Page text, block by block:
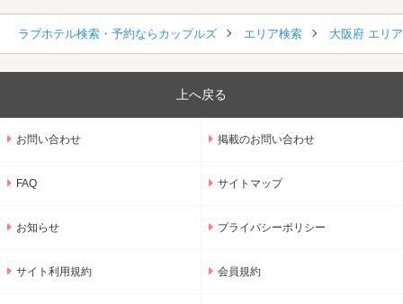
ラブホテル検索・予約ならカップルズ エリア検索 大阪府 エリ
上へ戻る
お問い合わせ 掲載のお問い合わせ
FAQ サイトマップ
お知らせ プライバシーポリシー
サイト利用規約 会員規約